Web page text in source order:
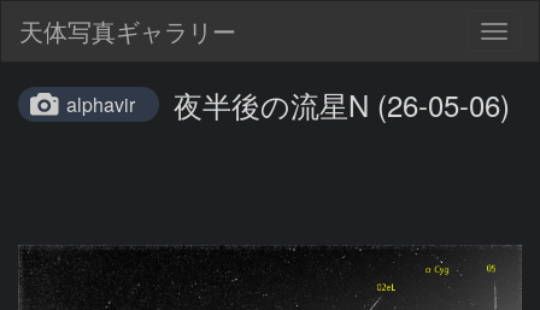
天体写真ギャラリー
alphavir 夜半後の流星N (26-05-06)